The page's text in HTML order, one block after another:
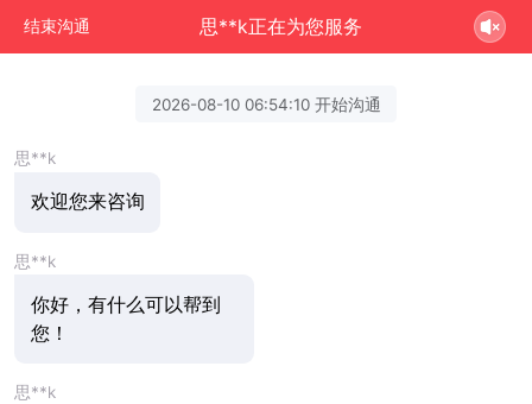
结束沟通 思**k正在为您服务
2026-08-10 06:54:10 开始沟通
思**k
欢迎您来咨询
思**k
你好，有什么可以帮到
您！
思**k